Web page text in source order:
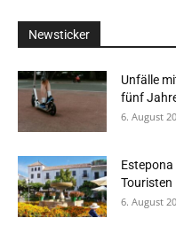
Newsticker
Unfälle
fünf
6. August
Touristen
6. August